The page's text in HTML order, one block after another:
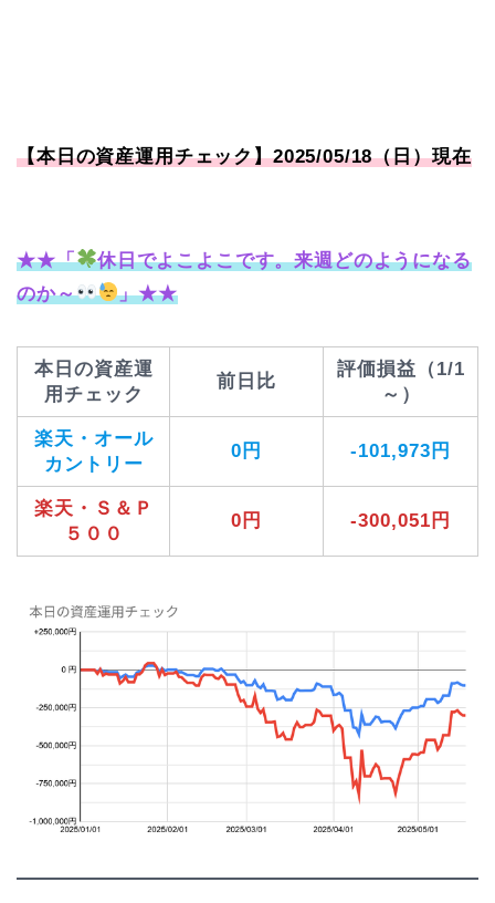
【本日の資産運用チェック】2025/05/18（日）現在
★★「
休日でよこよこです。来週どのようになる
のか～
」★★
本日の資産運
用チェック
前日比
評価損益（1/1
～）
楽天・オール
カントリー
0円 -101,973円
楽天・Ｓ＆Ｐ
５００
0円 -300,051円